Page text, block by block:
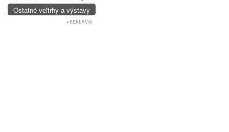
Ostatné veľtrhy a výstavy